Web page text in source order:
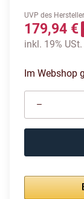
UVP des
179,94 €
inkl. 19% USt.
Im Webshop